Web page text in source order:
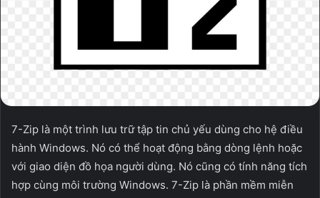
7-Zip là một trình lưu trữ tập tin chủ yếu dùng cho hệ điều
hành Windows. Nó có thể hoạt động bằng dòng lệnh hoặc
với giao diện đồ họa người dùng. Nó cũng có tính năng tích
hợp cùng môi trường Windows. 7-Zip là phần mềm miễn